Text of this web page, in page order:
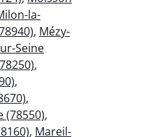
la-
, Mézy-
Seine
,
,
,
(78550),
, Mareil-